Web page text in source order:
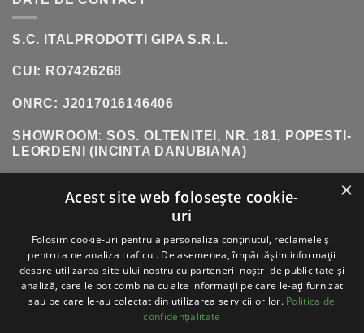
S.C. ITALPRODOTTI GIPA S.R.L.
CUI: RO7426268
ONRC: J2017016146406
SHOWROOM:SOS. OLTENITEI, NR. 181, POPESTI-
LEORDENI (INCINTA DANUBIANA)
VISA PAYPALSTRIPEMASTERCARD
CASH
ON
DELIVERY
ABOUT BLOG CONTACT
ITALPRODOTTI - COPYRIGHT 2026 ©TOATE
DREPTURILE REZERVATE
×
Acest site web folosește cookie-
uri
Folosim cookie-uri pentru a personaliza conținutul, reclamele și
pentru a ne analiza traficul. De asemenea, împărtășim informații
despre utilizarea site-ului nostru cu partenerii noștri de publicitate și
analiză, care le pot combina cu alte informații pe care le-ați furnizat
sau pe care le-au colectat din utilizarea serviciilor lor. Politica de
confidențialitate